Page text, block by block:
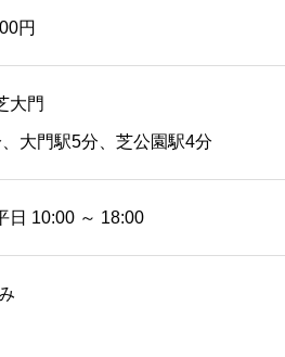
円
大門
大門駅5分、芝公園駅4分
日 10:00 ～ 18:00